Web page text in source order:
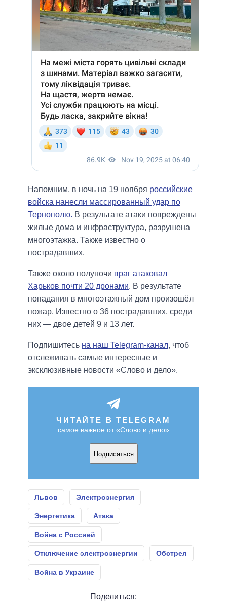
Напомним, в ночь на 19 ноября российские
войска нанесли массированный удар по
Тернополю. В результате атаки повреждены
жилые дома и инфраструктура, разрушена
многоэтажка. Также известно о
пострадавших.
Также около полуночи враг атаковал
Харьков почти 20 дронами. В результате
попадания в многоэтажный дом произошёл
пожар. Известно о 36 пострадавших, среди
них — двое детей 9 и 13 лет.
Подпишитесь на наш Telegram-канал, чтоб
отслеживать самые интересные и
эксклюзивные новости «Слово и дело».
ЧИТАЙТЕ В TELEGRAM
самое важное от «Слово и дело»
Подписаться
Львов Электроэнергия
Энергетика Атака
Война с Россией
Отключение электроэнергии Обстрел
Война в Украине
Поделиться: